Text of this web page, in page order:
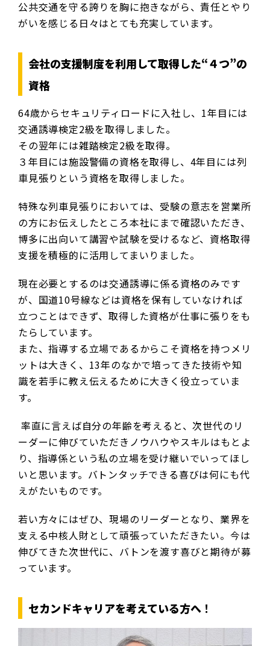
公共交通を守る誇りを胸に抱きながら、責任とやり
がいを感じる日々はとても充実しています。
会社の支援制度を利用して取得した“４つ”の
資格
64歳からセキュリティロードに入社し、1年目には
交通誘導検定2級を取得しました。
その翌年には雑踏検定2級を取得。
３年目には施設警備の資格を取得し、4年目には列
車見張りという資格を取得しました。
特殊な列車見張りにおいては、受験の意志を営業所
の方にお伝えしたところ本社にまで確認いただき、
博多に出向いて講習や試験を受けるなど、資格取得
支援を積極的に活用してまいりました。
現在必要とするのは交通誘導に係る資格のみです
が、国道10号線などは資格を保有していなければ
立つことはできず、取得した資格が仕事に張りをも
たらしています。
また、指導する立場であるからこそ資格を持つメリ
ットは大きく、13年のなかで培ってきた技術や知
識を若手に教え伝えるために大きく役立っていま
す。
率直に言えば自分の年齢を考えると、次世代のリ
ーダーに伸びていただきノウハウやスキルはもとよ
り、指導係という私の立場を受け継いでいってほし
いと思います。バトンタッチできる喜びは何にも代
えがたいものです。
若い方々にはぜひ、現場のリーダーとなり、業界を
支える中核人財として頑張っていただきたい。今は
伸びてきた次世代に、バトンを渡す喜びと期待が募
っています。
セカンドキャリアを考えている方へ ！